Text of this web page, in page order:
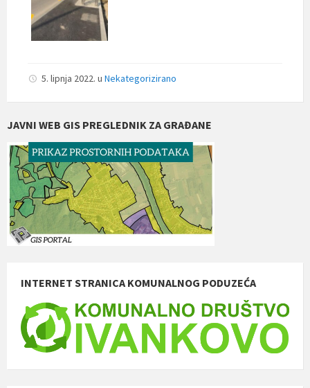
5. lipnja 2022. u Nekategorizirano
JAVNI WEB GIS PREGLEDNIK ZA GRAĐANE
INTERNET STRANICA KOMUNALNOG PODUZEĆA